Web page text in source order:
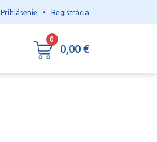
Prihlásenie • Registrácia
0
0,00 €